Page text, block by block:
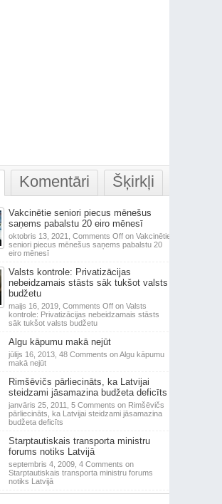
Komentāri Šķirkļi
Vakcinētie seniori piecus mēnešus
saņems pabalstu 20 eiro mēnesī
oktobris 13, 2021, Comments Offon Vakcinētie
seniori piecus mēnešus saņems pabalstu 20
eiro mēnesī
Valsts kontrole: Privatizācijas
nebeidzamais stāsts sāk tukšot valsts
budžetu
maijs 16, 2019, Comments Offon Valsts
kontrole: Privatizācijas nebeidzamais stāsts
sāk tukšot valsts budžetu
Algu kāpumu makā nejūt
jūlijs 16, 2013, 48 Comments on Algu kāpumu
makā nejūt
Rimšēvičs pārliecināts, ka Latvijai
steidzami jāsamazina budžeta deficīts
janvāris 25, 2011, 5 Comments on Rimšēvičs
pārliecināts, ka Latvijai steidzami jāsamazina
budžeta deficīts
Starptautiskais transporta ministru
forums notiks Latvijā
septembris 4, 2009, 4 Comments on
Starptautiskais transporta ministru forums
notiks Latvijā